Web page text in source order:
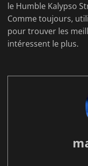
le Humble Kalypso
Comme toujours,
pour trouver les
intéressent le plus.